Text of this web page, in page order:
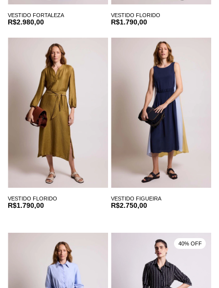
VESTIDO FORTALEZA
R$2.980,00
VESTIDO FLORIDO
R$1.790,00
VESTIDO FLORIDO
R$1.790,00
VESTIDO FIGUEIRA
R$2.750,00
40% OFF